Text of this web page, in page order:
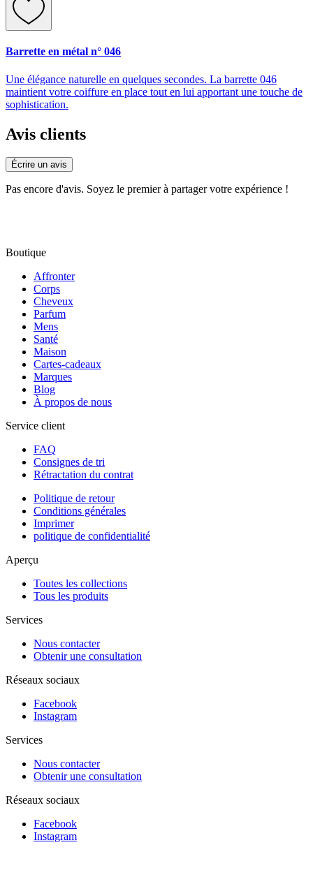
Barrette en métal n° 046
Une élégance naturelle en quelques secondes. La barrette 046
maintient votre coiffure en place tout en lui apportant une touche de
sophistication.
Avis clients
Écrire un avis
Pas encore d'avis. Soyez le premier à partager votre expérience !
Boutique
Affronter
Corps
Cheveux
Parfum
Mens
Santé
Maison
Cartes-cadeaux
Marques
Blog
À propos de nous
Service client
FAQ
Consignes de tri
Rétractation du contrat
Politique de retour
Conditions générales
Imprimer
politique de confidentialité
Aperçu
Toutes les collections
Tous les produits
Services
Nous contacter
Obtenir une consultation
Réseaux sociaux
Facebook
Instagram
Services
Nous contacter
Obtenir une consultation
Réseaux sociaux
Facebook
Instagram